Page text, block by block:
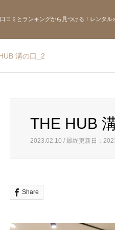
口コミとランキングから見つける！レンタル
溝の口_2
THE HUB
2023.02.10 / 最終更新日：
Share